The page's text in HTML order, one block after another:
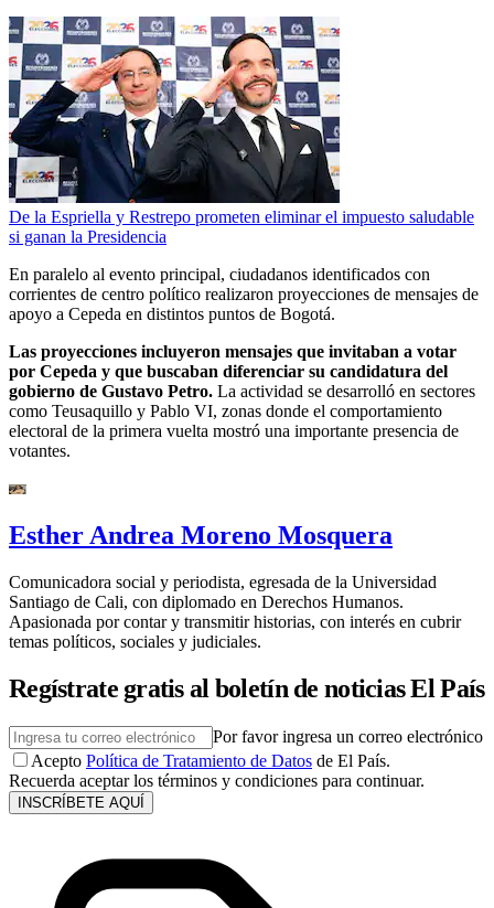
De la Espriella y Restrepo prometen eliminar el impuesto saludable
si ganan la Presidencia
En paralelo al evento principal, ciudadanos identificados con
corrientes de centro político realizaron proyecciones de mensajes de
apoyo a Cepeda en distintos puntos de Bogotá.
Las proyecciones incluyeron mensajes que invitaban a votar
por Cepeda y que buscaban diferenciar su candidatura del
gobierno de Gustavo Petro. La actividad se desarrolló en sectores
como Teusaquillo y Pablo VI, zonas donde el comportamiento
electoral de la primera vuelta mostró una importante presencia de
votantes.
Esther Andrea Moreno Mosquera
Comunicadora social y periodista, egresada de la Universidad
Santiago de Cali, con diplomado en Derechos Humanos.
Apasionada por contar y transmitir historias, con interés en cubrir
temas políticos, sociales y judiciales.
Regístrate gratis al boletín de noticias El País
Por favor ingresa un correo electrónico
Acepto Política de Tratamiento de Datos de El País.
Recuerda aceptar los términos y condiciones para continuar.
INSCRÍBETE AQUÍ